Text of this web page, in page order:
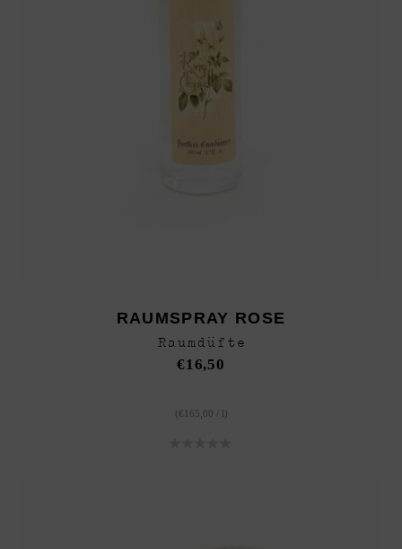
RAUMSPRAY ROSE
Raumdüfte
€16,50
( € 165,00 )